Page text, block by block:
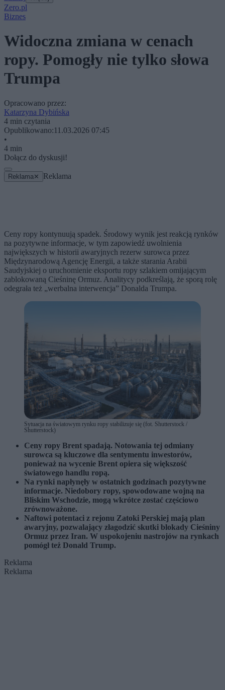
Zero.pl
Biznes
Widoczna zmiana w cenach
ropy. Pomogły nie tylko słowa
Trumpa
Opracowano przez:
Katarzyna Dybińska
4 min czytania
Opublikowano:11.03.2026 07:45
•
4 min
Dołącz do dyskusji!
Reklama ✕ Reklama
Ceny ropy kontynuują spadek. Środowy wynik jest reakcją rynków
na pozytywne informacje, w tym zapowiedź uwolnienia
największych w historii awaryjnych rezerw surowca przez
Międzynarodową Agencję Energii, a także starania Arabii
Saudyjskiej o uruchomienie eksportu ropy szlakiem omijającym
zablokowaną Cieśninę Ormuz. Analitycy podkreślają, że sporą rolę
odegrała też „werbalna interwencja” Donalda Trumpa.
Sytuacja na światowym rynku ropy stabilizuje się (fot. Shutterstock /
Shutterstock)
Ceny ropy Brent spadają. Notowania tej odmiany
surowca są kluczowe dla sentymentu inwestorów,
ponieważ na wycenie Brent opiera się większość
światowego handlu ropą.
Na rynki napłynęły w ostatnich godzinach pozytywne
informacje. Niedobory ropy, spowodowane wojną na
Bliskim Wschodzie, mogą wkrótce zostać częściowo
zrównoważone.
Naftowi potentaci z rejonu Zatoki Perskiej mają plan
awaryjny, pozwalający złagodzić skutki blokady Cieśniny
Ormuz przez Iran. W uspokojeniu nastrojów na rynkach
pomógł też Donald Trump.
Reklama
Reklama